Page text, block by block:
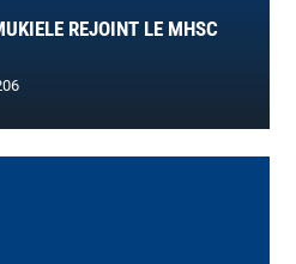
REJOINT LE MHSC